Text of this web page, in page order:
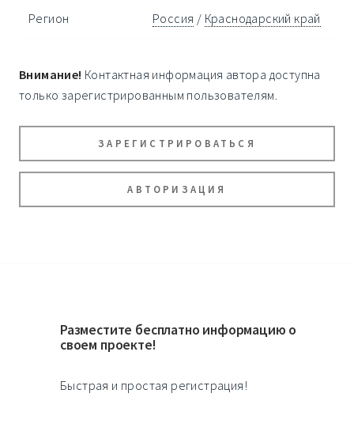
Регион Россия / Краснодарский край
Внимание! Контактная информация автора доступна
только зарегистрированным пользователям.
ЗАРЕГИСТРИРОВАТЬСЯ
АВТОРИЗАЦИЯ
Разместите бесплатно информацию о
своем проекте!
Быстрая и простая регистрация!